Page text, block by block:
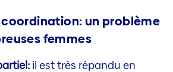
un problème
femmes
il est très répandu en